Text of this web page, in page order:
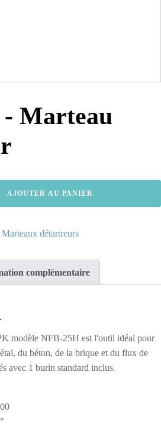
Marteau
AJOUTER AU PANIER
Marteaux détartreurs
complémentaire
modèle NFB-25H est l'outil idéal pour
du béton, de la brique et du flux de
avec 1 burin standard inclus.